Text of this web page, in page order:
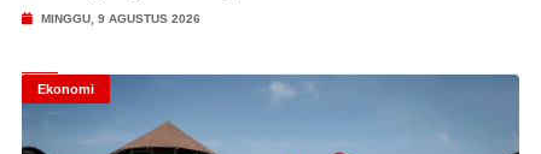
MINGGU, 9 AGUSTUS 2026
Ekonomi